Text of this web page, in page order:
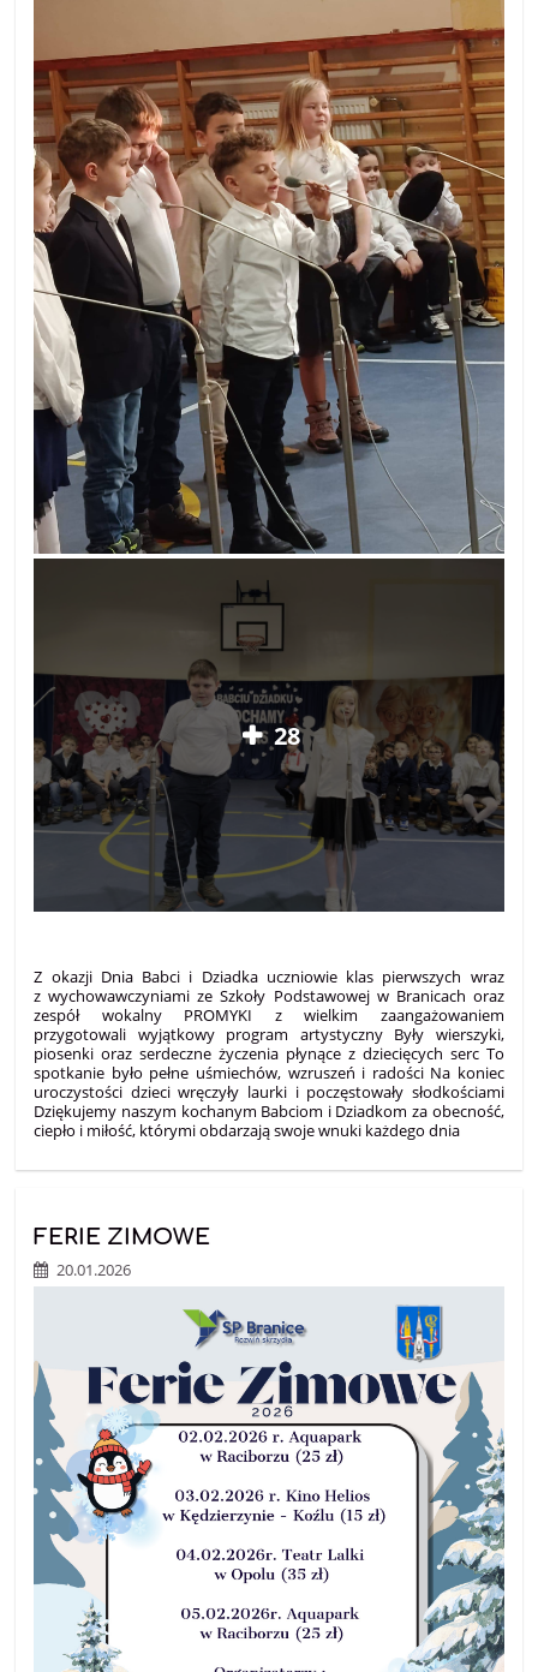
28
Z okazji Dnia Babci i Dziadka uczniowie klas pierwszych wraz
z wychowawczyniami ze Szkoły Podstawowej w Branicach oraz
zespół wokalny PROMYKI z wielkim zaangażowaniem
przygotowali wyjątkowy program artystyczny Były wierszyki,
piosenki oraz serdeczne życzenia płynące z dziecięcych serc To
spotkanie było pełne uśmiechów, wzruszeń i radości Na koniec
uroczystości dzieci wręczyły laurki i poczęstowały słodkościami
Dziękujemy naszym kochanym Babciom i Dziadkom za obecność,
ciepło i miłość, którymi obdarzają swoje wnuki każdego dnia
FERIE ZIMOWE
20.01.2026